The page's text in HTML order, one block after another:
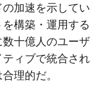
加速を示してい
構築・運用する
十億人のユーザ
ィブで統合され
理的だ。